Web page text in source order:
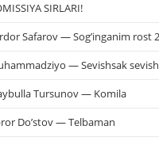
SIRLARI!
Safarov — Sog’inganim rost 2
— Sevishsak
Tursunov — Komila
Do’stov — Telbaman